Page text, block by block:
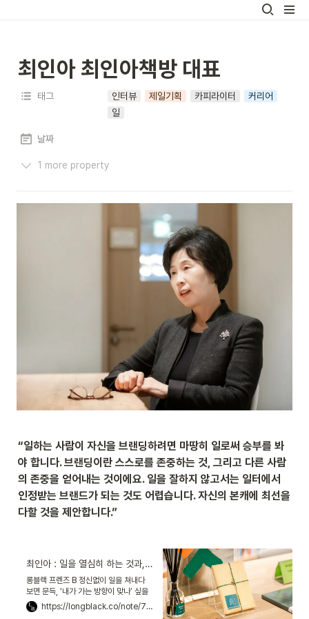
최인아 최인아책방 대표
태그 인터뷰 제일기획 카피라이터
커리어
일
날짜
1 more property
“일하는 사람이 자신을 브랜딩하려면 마땅히 일로써 승부를 봐
야 합니다. 브랜딩이란 스스로를 존중하는 것, 그리고 다른 사람
의 존중을 얻어내는 것이에요. 일을 잘하지 않고서는 일터에서
인정받는 브랜드가 되는 것도 어렵습니다. 자신의 본캐에 최선을
다할 것을 제안합니다.”
최인아 : 일을 열심히 하는 것과, 인생을 잘 사는 건 다르지 않다
롱블랙 프렌즈 B 정신없이 일을 쳐내다
보면 문득, ‘내가 가는 방향이 맞나’ 싶을
때가 있습니다. 그럴 때면 저는 서점을 찾
습니다. 서가에 놓인 책을 찬찬히 훑으며
https://longblack.co/note/716